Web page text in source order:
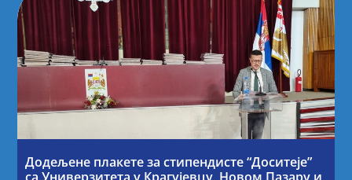
Додељене плакете за стипендисте “Доситеје”